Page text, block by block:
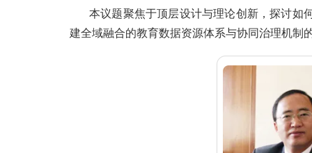
本议题聚焦于顶层设计与理论创新，探讨如
建全域融合的教育数据资源体系与协同治理机制